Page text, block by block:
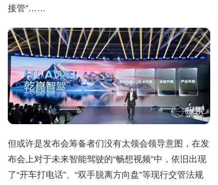
接管”……
但或许是发布会筹备者们没有太领会领导意图，在发
布会上对于未来智能驾驶的“畅想视频”中，依旧出现
了“开车打电话”、“双手脱离方向盘”等现行交管法规